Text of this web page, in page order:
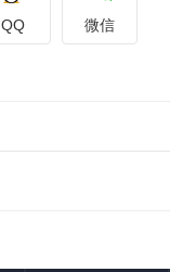
QQ 微信